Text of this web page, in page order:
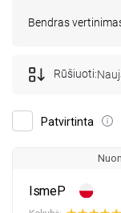
Bendras
Patvirtinta
Rūšiuoti:
IsmeP